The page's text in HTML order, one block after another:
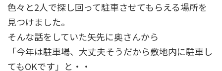
色々と2人で探し回って駐車させてもらえる場所を
見つけました。
そんな話をしていた矢先に奥さんから
「今年は駐車場、大丈夫そうだから敷地内に駐車し
てもOKです」と・・